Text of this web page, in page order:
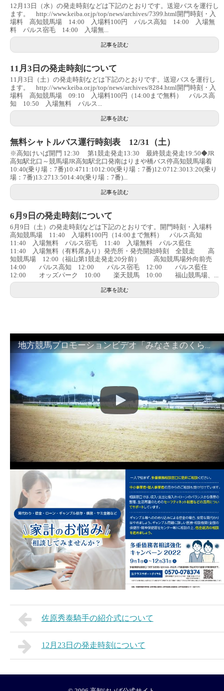
12月13日（水）の発走時刻などは下記のとおりです。送迎バスを運行し
ます。 http://www.keiba.or.jp/top/news/archives/7399.html開門時刻・入
場料 高知競馬場 14:00 入場料100円 パルス高知 14:00 入場無
料 パルス宿毛 14:00 入場無...
記事を読む
11月3日の発走時刻について
11月3日（土）の発走時刻などは下記のとおりです。送迎バスを運行し
ます。 http://www.keiba.or.jp/top/news/archives/8284.html開門時刻・入
場料 高知競馬場 09:10 入場料100円（14:00まで無料） パルス高
知 10:50 入場無料 パルス...
記事を読む
無料シャトルバス運行時刻表 12/31（土）
※高知けいば開門 12:30 第1競走発走13:30 最終競走発走19:50◆JR
高知駅北口～競馬場JR高知駅北口発南はりまや橋バス停高知競馬場着
10:40(乗り場：7番)10:4711:1012:00(乗り場：7番)12:0712:3013:20(乗り
場：7番)13:2713:5014:40(乗り場：7番)...
記事を読む
6月9日の発走時刻について
6月9日（土）の発走時刻などは下記のとおりです。開門時刻・入場料
高知競馬場 11:40 入場料100円（14:00まで無料） パルス高知
11:40 入場無料 パルス宿毛 11:40 入場無料 パルス藍住
11:40 入場無料（有料席あり）発売所・発売開始時刻 全競走 高
知競馬場 12:00（福山第1競走発走20分前） 高知競馬場外向前売
14:00 パルス高知 12:00 パルス宿毛 12:00 パルス藍住
12:00 オッズパーク 10:00 楽天競馬 10:00 福山競馬場、...
記事を読む
地方競馬プロモーションビデオ「みなさまのくらしのために」30秒篇｜NAR公式
佐原秀泰騎手の紹介式について
12月23日の発走時刻について